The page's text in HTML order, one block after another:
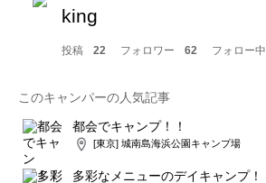
king
投稿 22 フォロワー 62 フォロー中
このキャンパーの人気記事
都会でキャンプ！！
[東京] 城南島海浜公園キャンプ場
多彩なメニューのデイキャンプ！